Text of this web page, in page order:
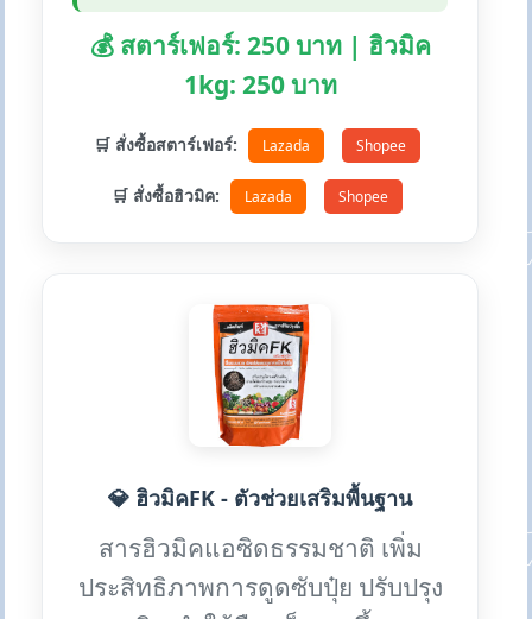
💰 สตาร์เฟอร์: 250 บาท | ฮิวมิค
1kg: 250 บาท
🛒 สั่งซื้อสตาร์เฟอร์: Lazada Shopee
🛒 สั่งซื้อฮิวมิค: Lazada Shopee
💎 ฮิวมิคFK - ตัวช่วยเสริมพื้นฐาน
สารฮิวมิคแอซิดธรรมชาติ เพิ่ม
ประสิทธิภาพการดูดซับปุ๋ย ปรับปรุง